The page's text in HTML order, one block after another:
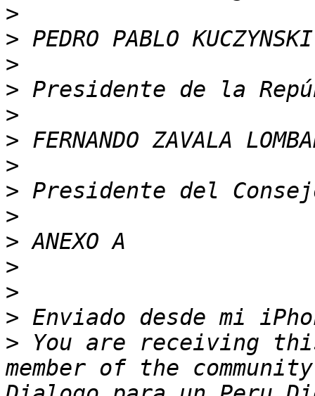
>
>
>
>
>
>
>
>
>
>
>
>
>
> You are receiving
member of the